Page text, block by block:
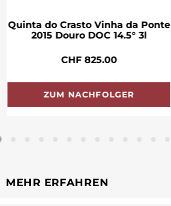
Quinta do Crasto Vinha da Ponte
2015 Douro DOC 14.5° 3l
CHF 825.00
ZUM NACHFOLGER
MEHR ERFAHREN